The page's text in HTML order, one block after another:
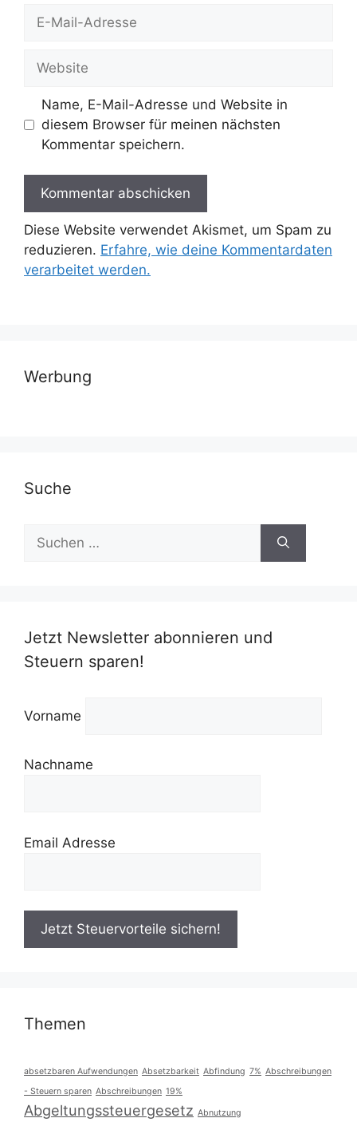
Mail-
Name, E-Mail-Adresse und Website in
diesem Browser für meinen nächsten
Kommentar speichern.
Diese Website verwendet Akismet, um Spam zu
reduzieren. Erfahre, wie deine Kommentardaten
verarbeitet werden.
Werbung
Suche
nach:
Jetzt Newsletter abonnieren und
Steuern sparen!
Vorname
Nachname
Email Adresse
Themen
absetzbaren Aufwendungen Absetzbarkeit Abfindung 7% Abschreibungen
- Steuern sparen Abschreibungen 19%
Abgeltungssteuergesetz Abnutzung